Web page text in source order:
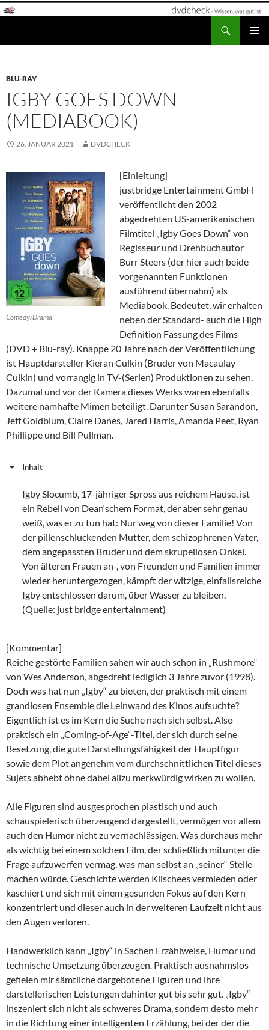
Zum
BLU-RAY
IGBY GOES DOWN
(MEDIABOOK)
26. JANUAR 2021 DVDCHECK
Comedy/Drama
[Einleitung]
justbridge Entertainment GmbH
veröffentlicht den 2002
abgedrehten US-amerikanischen
Filmtitel „Igby Goes Down“ von
Regisseur und Drehbuchautor
Burr Steers (der hier auch beide
vorgenannten Funktionen
ausführend übernahm) als
Mediabook. Bedeutet, wir erhalten
neben der Standard- auch die High
Definition Fassung des Films
(DVD + Blu-ray). Knappe 20 Jahre nach der Veröffentlichung
ist Hauptdarsteller Kieran Culkin (Bruder von Macaulay
Culkin) und vorrangig in TV-(Serien) Produktionen zu sehen.
Dazumal und vor der Kamera dieses Werks waren ebenfalls
weitere namhafte Mimen beteiligt. Darunter Susan Sarandon,
Jeff Goldblum, Claire Danes, Jared Harris, Amanda Peet, Ryan
Phillippe und Bill Pullman.
Inhalt
Igby Slocumb, 17-jähriger Spross aus reichem Hause, ist
ein Rebell von Dean‘schem Format, der aber sehr genau
weiß, was er zu tun hat: Nur weg von dieser Familie! Von
der pillenschlu­ckenden Mutter, dem schizophrenen Vater,
dem angepassten Bruder und dem skrupellosen Onkel.
Von älteren Frauen an-, von Freunden und Familien immer
wieder heruntergezogen, kämpft der witzige, einfallsreiche
Igby entschlossen darum, über Wasser zu bleiben.
(Quelle: just bridge entertainment)
[Kommentar]
Reiche gestörte Familien sahen wir auch schon in „Rushmore“
von Wes Anderson, abgedreht lediglich 3 Jahre zuvor (1998).
Doch was hat nun „Igby“ zu bieten, der praktisch mit einem
grandiosen Ensemble die Leinwand des Kinos aufsuchte?
Eigentlich ist es im Kern die Suche nach sich selbst. Also
praktisch ein „Coming-of-Age“-Titel, der sich durch seine
Besetzung, die gute Darstellungsfähigkeit der Hauptfigur
sowie dem Plot angenehm vom durchschnittlichen Titel dieses
Sujets abhebt ohne dabei allzu merkwürdig wirken zu wollen.
Alle Figuren sind ausgesprochen plastisch und auch
schauspielerisch überzeugend dargestellt, vermögen vor allem
auch den Humor nicht zu vernachlässigen. Was durchaus mehr
als wichtig bei einem solchen Film, der schließlich mitunter die
Frage aufzuwerfen vermag, was man selbst an „seiner“ Stelle
machen würde. Geschichte werden Klischees vermieden oder
kaschiert und sich mit einem gesunden Fokus auf den Kern
konzentriert und dieser auch in der weiteren Laufzeit nicht aus
den Augen verloren.
Handwerklich kann „Igby“ in Sachen Erzählweise, Humor und
technische Umsetzung überzeugen. Praktisch ausnahmslos
gefielen mir sämtliche dargebotene Figuren und ihre
darstellerischen Leistungen dahinter gut bis sehr gut. „Igby“
inszeniert sich nicht als schweres Drama, sondern desto mehr
in die Richtung einer intelligenten Erzählung, bei der der die